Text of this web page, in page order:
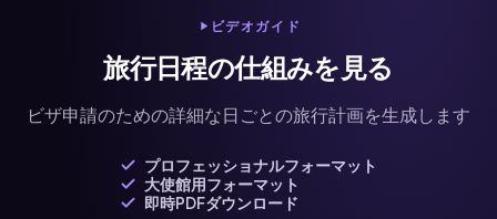
ビデオガイド
旅行日程の仕組みを見る
ビザ申請のための詳細な日ごとの旅行計画を生成します
プロフェッショナルフォーマット
大使館用フォーマット
即時PDFダウンロード